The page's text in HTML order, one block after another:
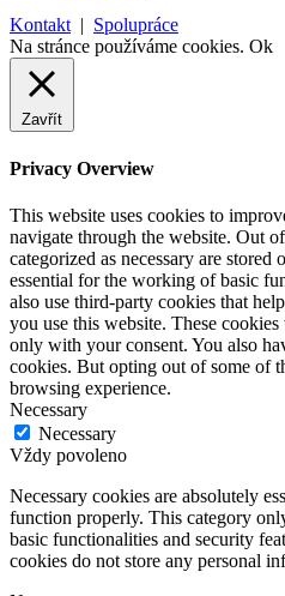
Kontakt | Spolupráce
Na stránce používáme cookies. Ok
Zavřít
Privacy Overview
This website uses cookies to
navigate through the website. Out
categorized as necessary are stored
essential for the working of basic
also use third-party cookies that
you use this website. These
only with your consent. You also
cookies. But opting out of some of
browsing experience.
Necessary
Necessary
Vždy povoleno
Necessary cookies are absolutely
function properly. This category
basic functionalities and security
cookies do not store any personal